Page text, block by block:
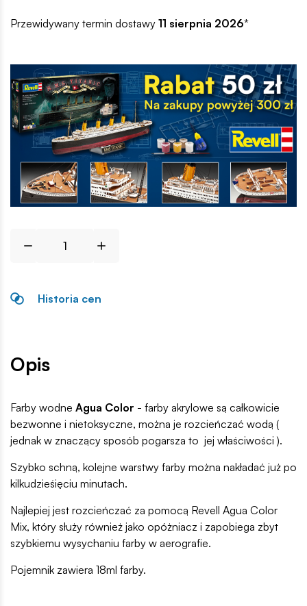
Przewidywany termin dostawy 11 sierpnia 2026*
Historia cen
Opis
Farby wodne Agua Color - farby akrylowe są całkowicie
bezwonne i nietoksyczne, można je rozcieńczać wodą (
jednak w znaczący sposób pogarsza to jej właściwości ).
Szybko schną, kolejne warstwy farby można nakładać już po
kilkudzieśięciu minutach.
Najlepiej jest rozcieńczać za pomocą Revell Agua Color
Mix, który służy również jako opóżniacz i zapobiega zbyt
szybkiemu wysychaniu farby w aerografie.
Pojemnik zawiera 18ml farby.